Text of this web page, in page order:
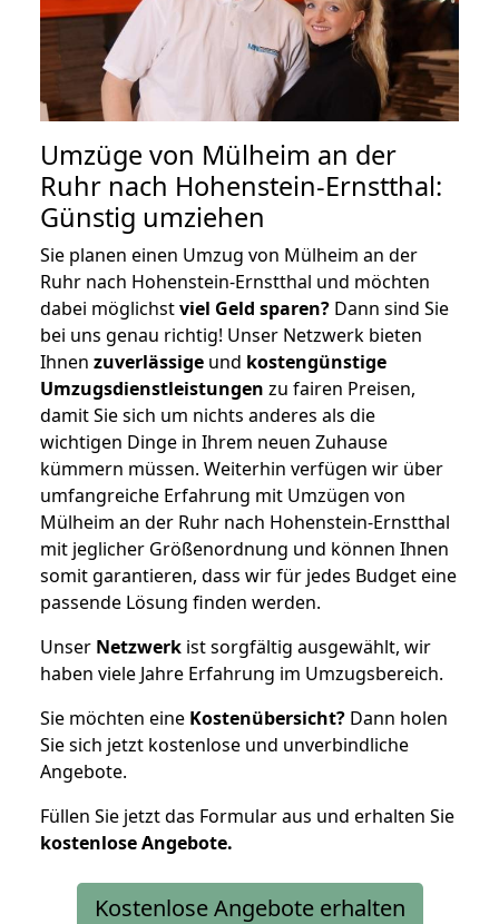
Umzüge von Mülheim an der
Ruhr nach Hohenstein-Ernstthal:
Günstig umziehen
Sie planen einen Umzug von Mülheim an der
Ruhr nach Hohenstein-Ernstthal und möchten
dabei möglichstviel Geld sparen? Dann sind Sie
bei uns genau richtig! Unser Netzwerk bieten
Ihnen zuverlässige und kostengünstige
Umzugsdienstleistungen zu fairen Preisen,
damit Sie sich um nichts anderes als die
wichtigen Dinge in Ihrem neuen Zuhause
kümmern müssen. Weiterhin verfügen wir über
umfangreiche Erfahrung mit Umzügen von
Mülheim an der Ruhr nach Hohenstein-Ernstthal
mit jeglicher Größenordnung und können Ihnen
somit garantieren, dass wir für jedes Budget eine
passende Lösung finden werden.
Unser Netzwerk ist sorgfältig ausgewählt, wir
haben viele Jahre Erfahrung im Umzugsbereich.
Sie möchten eine Kostenübersicht? Dann holen
Sie sich jetzt kostenlose und unverbindliche
Angebote.
Füllen Sie jetzt das Formular aus und erhalten Sie
kostenloseAngebote.
Kostenlose Angebote erhalten